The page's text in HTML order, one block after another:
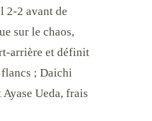
2-2 avant de
sur le chaos,
arrière et définit
; Daichi
Ueda, frais